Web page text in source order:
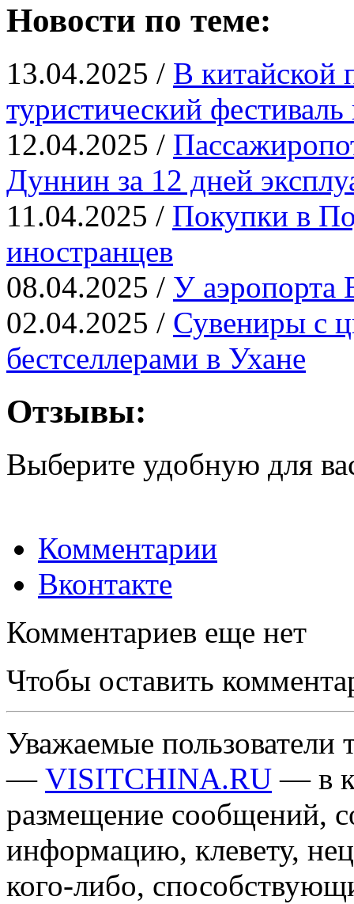
Новости по теме:
13.04.2025 / В китайской
туристический
12.04.2025 /
Дуннин за 12 дней
11.04.2025 / Покупки в
иностранцев
08.04.2025 / У аэропорта
02.04.2025 / Сувениры с
бестселлерами в Ухане
Отзывы:
Выберите удобную для
Комментарии
Вконтакте
Комментариев еще нет
Чтобы оставить
Уважаемые пользователи
— VISITCHINA.RU — в
размещение сообщений,
информацию, клевету,
кого-либо,